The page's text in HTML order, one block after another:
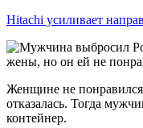
Hitachi усиливает
Женщине не понравился
отказалась. Тогда
контейнер.